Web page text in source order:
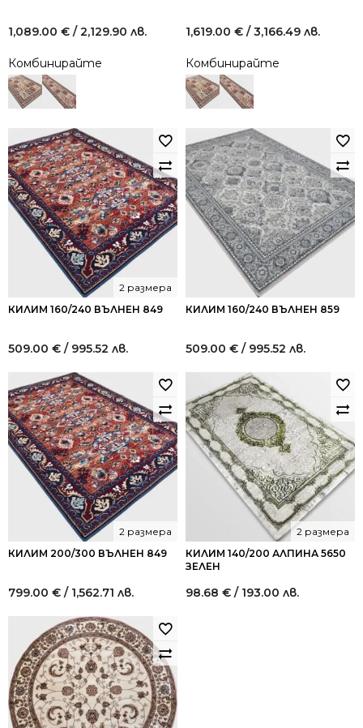
1,089.00 € / 2,129.90 лв.
Комбинирайте
1,619.00 € / 3,166.49 лв.
Комбинирайте
КИЛИМ 160/240 ВЪЛНЕН 849
2 размера
509.00 € / 995.52 лв.
КИЛИМ 160/240 ВЪЛНЕН 859
509.00 € / 995.52 лв.
КИЛИМ 200/300 ВЪЛНЕН 849
2 размера
799.00 € / 1,562.71 лв.
КИЛИМ 140/200 АЛПИНА 5650
ЗЕЛЕН
2 размера
98.68 € / 193.00 лв.